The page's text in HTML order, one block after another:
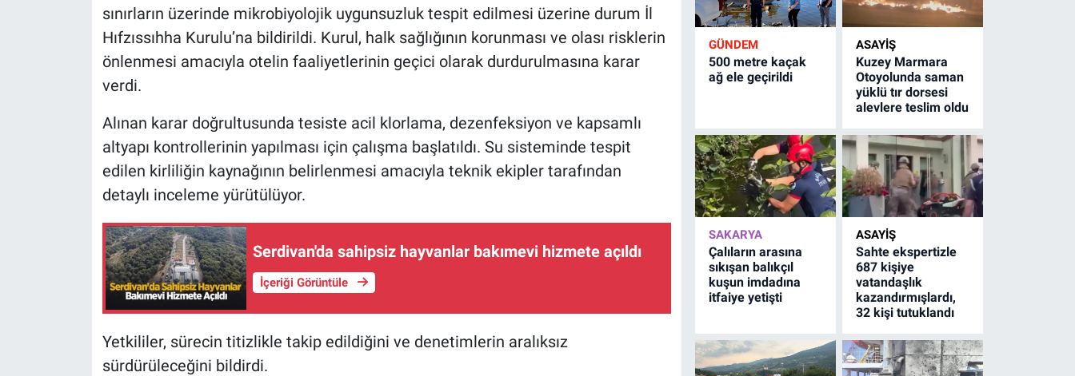
sınırların üzerinde mikrobiyolojik uygunsuzluk tespit edilmesi üzerine durum İl
Hıfzıssıhha Kurulu’na bildirildi. Kurul, halk sağlığının korunması ve olası risklerin
önlenmesi amacıyla otelin faaliyetlerinin geçici olarak durdurulmasına karar
verdi.
Alınan karar doğrultusunda tesiste acil klorlama, dezenfeksiyon ve kapsamlı
altyapı kontrollerinin yapılması için çalışma başlatıldı. Su sisteminde tespit
edilen kirliliğin kaynağının belirlenmesi amacıyla teknik ekipler tarafından
detaylı inceleme yürütülüyor.
Serdivan'da sahipsiz hayvanlar bakımevi hizmete açıldı
İçeriği Görüntüle
Yetkililer, sürecin titizlikle takip edildiğini ve denetimlerin aralıksız
sürdürüleceğini bildirdi.
GÜNDEM
500 metre kaçak
ağ ele geçirildi
ASAYİŞ
Kuzey Marmara
Otoyolunda saman
yüklü tır dorsesi
alevlere teslim oldu
SAKARYA
Çalıların arasına
sıkışan balıkçıl
kuşun imdadına
itfaiye yetişti
ASAYİŞ
Sahte ekspertizle
687 kişiye
vatandaşlık
kazandırmışlardı,
32 kişi tutuklandı